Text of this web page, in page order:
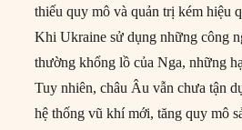
thiếu quy mô và quản trị kém hiệu
Khi Ukraine sử dụng những công
thường khổng lồ của Nga, những
Tuy nhiên, châu Âu vẫn chưa tận
hệ thống vũ khí mới, tăng quy mô